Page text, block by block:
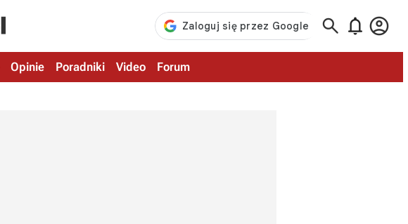
  
Opinie Poradniki Video Forum